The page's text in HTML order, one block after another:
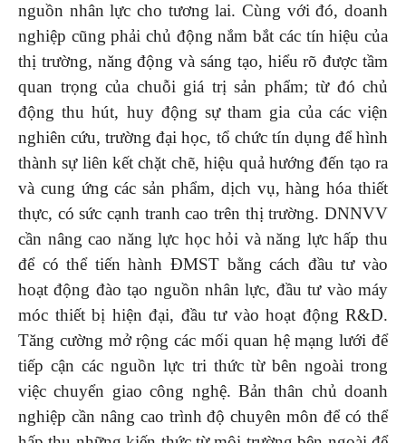
nguồn nhân lực cho tương lai. Cùng với đó, doanh
nghiệp cũng phải chủ động nắm bắt các tín hiệu của
thị trường, năng động và sáng tạo, hiểu rõ được tầm
quan trọng của chuỗi giá trị sản phẩm; từ đó chủ
động thu hút, huy động sự tham gia của các viện
nghiên cứu, trường đại học, tổ chức tín dụng để hình
thành sự liên kết chặt chẽ, hiệu quả hướng đến tạo ra
và cung ứng các sản phẩm, dịch vụ, hàng hóa thiết
thực, có sức cạnh tranh cao trên thị trường. DNNVV
cần nâng cao năng lực học hỏi và năng lực hấp thu
để có thể tiến hành ĐMST bằng cách đầu tư vào
hoạt động đào tạo nguồn nhân lực, đầu tư vào máy
móc thiết bị hiện đại, đầu tư vào hoạt động R&D.
Tăng cường mở rộng các mối quan hệ mạng lưới để
tiếp cận các nguồn lực tri thức từ bên ngoài trong
việc chuyển giao công nghệ. Bản thân chủ doanh
nghiệp cần nâng cao trình độ chuyên môn để có thể